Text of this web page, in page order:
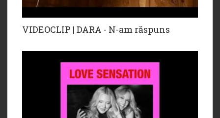
VIDEOCLIP | DARA - N-am răspuns